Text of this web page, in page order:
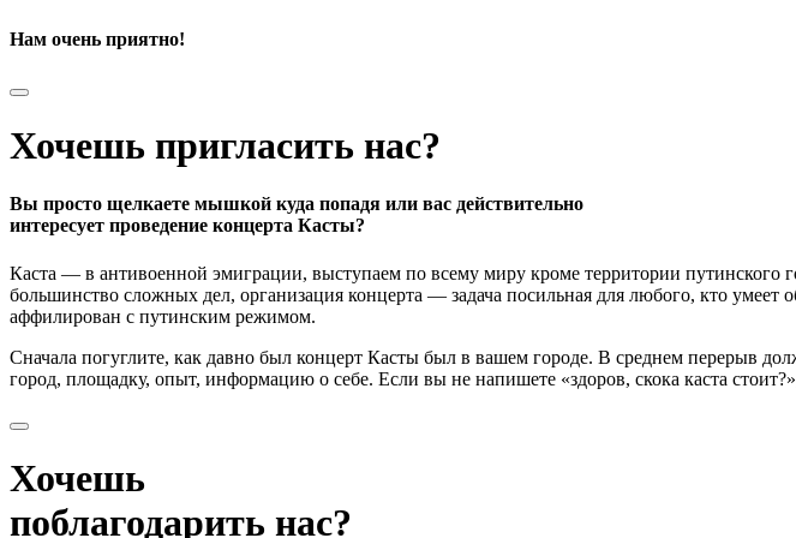
Нам очень приятно!
Хочешь пригласить нас?
Вы просто щелкаете мышкой куда попадя или вас действительно
интересует проведение концерта Касты?
Каста — в антивоенной эмиграции, выступаем по всему миру кроме территории путинского
большинство сложных дел, организация концерта — задача посильная для любого, кто умеет
аффилирован с путинским режимом.
Сначала погуглите, как давно был концерт Касты был в вашем городе. В среднем перерыв
город, площадку, опыт, информацию о себе. Если вы не напишете «здоров, скока каста
Хочешь
поблагодарить нас?